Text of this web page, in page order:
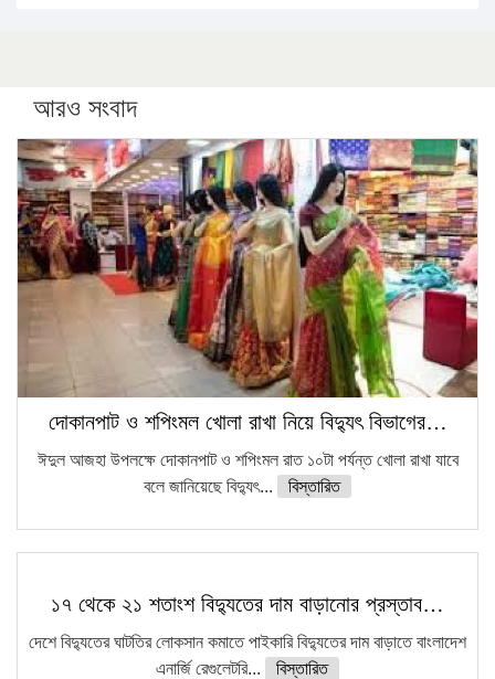
সারা দেশে বজ্রাঘাতে ১৪ জনের প্রাণহানি
কঠোর হচ্ছে এসএসসি ও এইচএসসি পরীক্ষা
ফরিদগঞ্জে আগুনে পুড়লো ৬ ব্যবসা প্রতিষ্ঠান
আরও সংবাদ
দোকানপাট ও শপিংমল খোলা রাখা নিয়ে বিদ্যুৎ বিভাগের…
ঈদুল আজহা উপলক্ষে দোকানপাট ও শপিংমল রাত ১০টা পর্যন্ত খোলা রাখা যাবে
বলে জানিয়েছে বিদ্যুৎ...
বিস্তারিত
১৭ থেকে ২১ শতাংশ বিদ্যুতের দাম বাড়ানোর প্রস্তাব…
দেশে বিদ্যুতের ঘাটতির লোকসান কমাতে পাইকারি বিদ্যুতের দাম বাড়াতে বাংলাদেশ
এনার্জি রেগুলেটরি...
বিস্তারিত